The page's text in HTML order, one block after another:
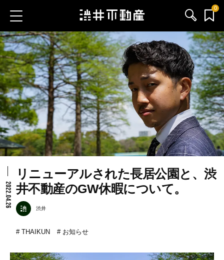
0
お気に入り物件 お問い合わせ
ブログ
サービス内容
渋井不動産のメンバー
会社情報
2022.04.26
リニューアルされた長居公園と、渋
井不動産のGW休暇について。
渋井
THAIKUN お知らせ